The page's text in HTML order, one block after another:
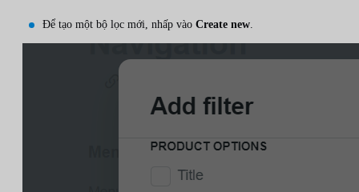
Để tạo một bộ lọc mới, nhấp vào Create new